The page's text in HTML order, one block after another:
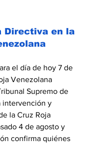
Directiva en la
el día de hoy 7 de
Venezolana
Supremo de
intervención y
la Cruz Roja
4 de agosto y
confirma quiénes